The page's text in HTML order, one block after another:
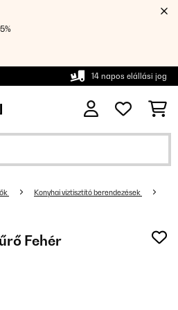
14 napos elállási jog
Konyhai víztisztító berendezések
Fehér